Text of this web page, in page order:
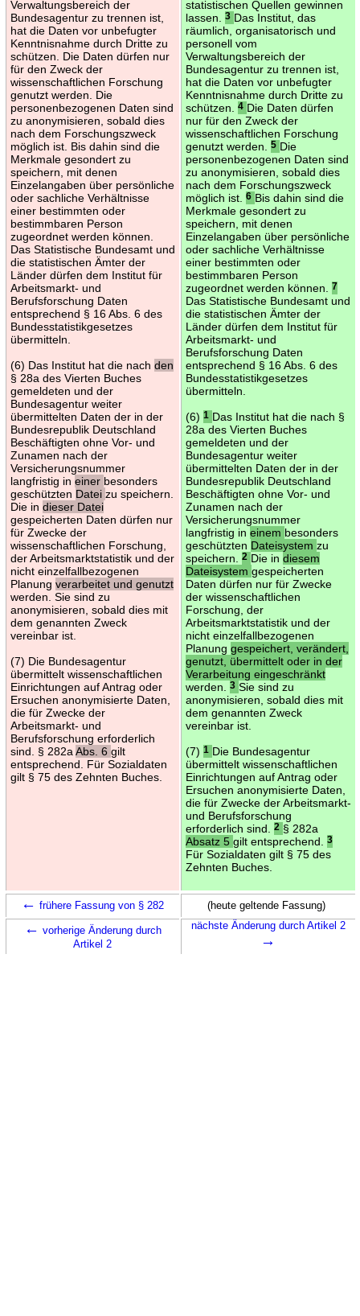
Verwaltungsbereich der
Bundesagentur zu trennen ist,
hat die Daten vor unbefugter
Kenntnisnahme durch Dritte zu
schützen. Die Daten dürfen nur
für den Zweck der
wissenschaftlichen Forschung
genutzt werden. Die
personenbezogenen Daten sind
zu anonymisieren, sobald dies
nach dem Forschungszweck
möglich ist. Bis dahin sind die
Merkmale gesondert zu
speichern, mit denen
Einzelangaben über persönliche
oder sachliche Verhältnisse
einer bestimmten oder
bestimmbaren Person
zugeordnet werden können.
Das Statistische Bundesamt und
die statistischen Ämter der
Länder dürfen dem Institut für
Arbeitsmarkt- und
Berufsforschung Daten
entsprechend § 16 Abs. 6 des
Bundesstatistikgesetzes
übermitteln.
(6) Das Institut hat die nach den
§ 28a des Vierten Buches
gemeldeten und der
Bundesagentur weiter
übermittelten Daten der in der
Bundesrepublik Deutschland
Beschäftigten ohne Vor- und
Zunamen nach der
Versicherungsnummer
langfristig in einer besonders
geschützten Datei zu speichern.
Die in dieser Datei
gespeicherten Daten dürfen nur
für Zwecke der
wissenschaftlichen Forschung,
der Arbeitsmarktstatistik und der
nicht einzelfallbezogenen
Planung verarbeitet und genutzt
werden. Sie sind zu
anonymisieren, sobald dies mit
dem genannten Zweck
vereinbar ist.
(7) Die Bundesagentur
übermittelt wissenschaftlichen
Einrichtungen auf Antrag oder
Ersuchen anonymisierte Daten,
die für Zwecke der
Arbeitsmarkt- und
Berufsforschung erforderlich
sind. § 282a Abs. 6 gilt
entsprechend. Für Sozialdaten
gilt § 75 des Zehnten Buches.
statistischen Quellen gewinnen
lassen.
3 Das Institut, das
räumlich, organisatorisch und
personell vom
Verwaltungsbereich der
Bundesagentur zu trennen ist,
hat die Daten vor unbefugter
Kenntnisnahme durch Dritte zu
schützen.
4 Die Daten dürfen
nur für den Zweck der
wissenschaftlichen Forschung
genutzt werden.
5 Die
personenbezogenen Daten sind
zu anonymisieren, sobald dies
nach dem Forschungszweck
möglich ist.
6 Bis dahin sind die
Merkmale gesondert zu
speichern, mit denen
Einzelangaben über persönliche
oder sachliche Verhältnisse
einer bestimmten oder
bestimmbaren Person
zugeordnet werden können.
7
Das Statistische Bundesamt und
die statistischen Ämter der
Länder dürfen dem Institut für
Arbeitsmarkt- und
Berufsforschung Daten
entsprechend § 16 Abs. 6 des
Bundesstatistikgesetzes
übermitteln.
(6) 1 Das Institut hat die nach §
28a des Vierten Buches
gemeldeten und der
Bundesagentur weiter
übermittelten Daten der in der
Bundesrepublik Deutschland
Beschäftigten ohne Vor- und
Zunamen nach der
Versicherungsnummer
langfristig in einem besonders
geschützten Dateisystem zu
speichern.
2 Die in diesem
Dateisystem gespeicherten
Daten dürfen nur für Zwecke
der wissenschaftlichen
Forschung, der
Arbeitsmarktstatistik und der
nicht einzelfallbezogenen
Planung gespeichert, verändert,
genutzt, übermittelt oder in der
Verarbeitung eingeschränkt
werden.
3 Sie sind zu
anonymisieren, sobald dies mit
dem genannten Zweck
vereinbar ist.
(7) 1 Die Bundesagentur
übermittelt wissenschaftlichen
Einrichtungen auf Antrag oder
Ersuchen anonymisierte Daten,
die für Zwecke der Arbeitsmarkt-
und Berufsforschung
erforderlich sind.
2 § 282a
Absatz 5 gilt entsprechend. 3
Für Sozialdaten gilt § 75 des
Zehnten Buches.
← frühere Fassung von § 282 (heute geltende Fassung)
← vorherige Änderung durch
Artikel 2
nächste Änderung durch Artikel 2
→